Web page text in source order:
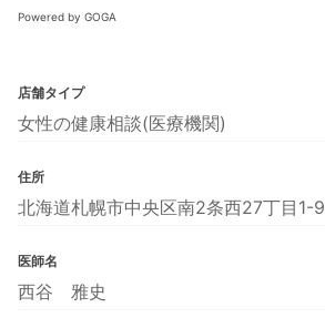
Powered by GOGA
店舗タイプ
女性の健康相談(医療機関)
住所
北海道札幌市中央区南2条西27丁目1-9
医師名
西谷 雅史